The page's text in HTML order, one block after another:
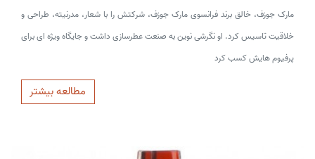
مارک جوزف، خالق برند فرانسوی مارک جوزف، شرکتش را با شعار، مدرنیته، طراحی و
خلاقیت تاسیس کرد. او نگرشی نوین به صنعت عطرسازی داشت و جایگاه ویژه ای برای
پرفیوم هایش کسب کرد
مطالعه بیشتر